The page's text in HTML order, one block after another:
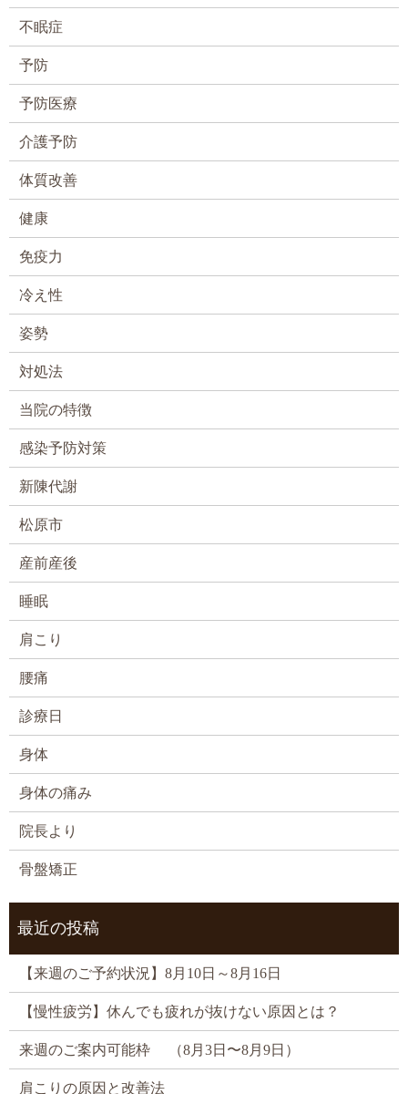
不眠症
予防
予防医療
介護予防
体質改善
健康
免疫力
冷え性
姿勢
対処法
当院の特徴
感染予防対策
新陳代謝
松原市
産前産後
睡眠
肩こり
腰痛
診療日
身体
身体の痛み
院長より
骨盤矯正
最近の投稿
【来週のご予約状況】8月10日～8月16日
【慢性疲労】休んでも疲れが抜けない原因とは？
来週のご案内可能枠 （8月3日〜8月9日）
肩こりの原因と改善法